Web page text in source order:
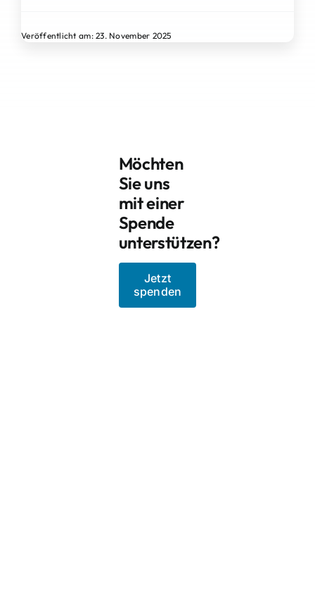
Veröffentlicht am: 23. November 2025
Möchten
Sie uns
mit einer
Spende
unterstützen?
Jetzt
spenden